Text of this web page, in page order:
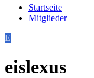
Startseite
Mitglieder
E
eislexus